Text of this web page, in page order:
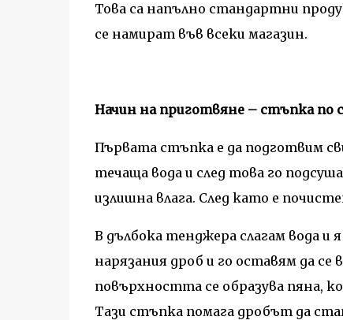
Това са напълно стандартни
се намират във всеки магазин.
Начин на приготвяне – стъпка по
Първата стъпка е да подготвим
течаща вода и след това го
излишна влага. След като е
В дълбока тенджера слагам вода и
нарязания дроб и го оставям да
повърхността се образува пяна,
Тази стъпка помага дробът да